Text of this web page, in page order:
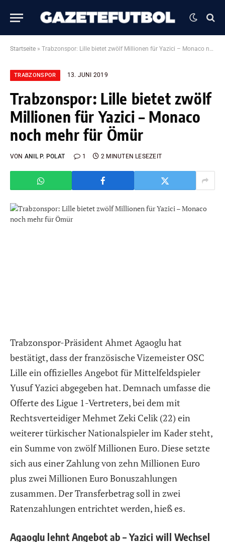
Startseite » Trabzonspor: Lille bietet zwölf Millionen für Yazici – Monaco noch mehr für Ömür
TRABZONSPOR 13. JUNI 2019
Trabzonspor: Lille bietet zwölf
Millionen für Yazici – Monaco
noch mehr für Ömür
VON ANIL P. POLAT 1 2 MINUTEN LESEZEIT
Trabzonspor-Präsident Ahmet Agaoglu hat
bestätigt, dass der französische Vizemeister OSC
Lille ein offizielles Angebot für Mittelfeldspieler
Yusuf Yazici abgegeben hat. Demnach umfasse die
Offerte des Ligue 1-Vertreters, bei dem mit
Rechtsverteidiger Mehmet Zeki Celik (22) ein
weiterer türkischer Nationalspieler im Kader steht,
ein Summe von zwölf Millionen Euro. Diese setzte
sich aus einer Zahlung von zehn Millionen Euro
plus zwei Millionen Euro Bonuszahlungen
zusammen. Der Transferbetrag soll in zwei
Ratenzahlungen entrichtet werden, hieß es.
Agaoglu lehnt Angebot ab – Yazici will Wechsel